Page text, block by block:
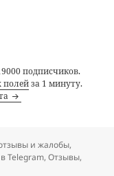
подписчиков.
полейза 1 минуту.
и жалобы,
Telegram,Отзывы,